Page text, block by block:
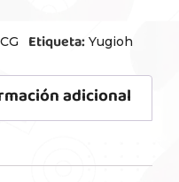
Etiqueta: Yugioh
adicional